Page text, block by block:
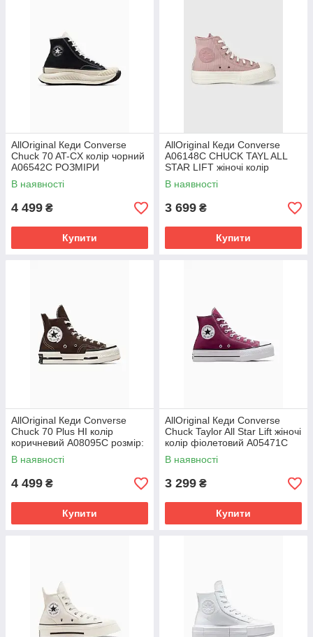
AllOriginal Кеди Converse
Chuck 70 AT-CX колір чорний
A06542C РОЗМІРИ
ЗАПИТУЙТЕ
В наявності
4 499 ₴
Купити
AllOriginal Кеди Converse
A06148C CHUCK TAYL ALL
STAR LIFT жіночі колір
рожевий розмір: 36, 37, 38,
39, 40
В наявності
3 699 ₴
Купити
AllOriginal Кеди Converse
Chuck 70 Plus HI колір
коричневий A08095C розмір:
36, 36.5, 37, 37.5, 38, 39,
39.5,
В наявності
4 499 ₴
Купити
AllOriginal Кеди Converse
Chuck Taylor All Star Lift жіночі
колір фіолетовий A05471C
розмір: 36, 36.5, 37, 38,
В наявності
3 299 ₴
Купити